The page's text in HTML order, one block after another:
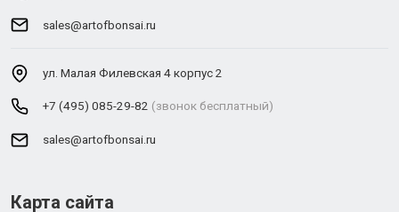
sales@artofbonsai.ru
ул. Малая Филевская 4 корпус 2
+7 (495) 085-29-82 (звонок бесплатный)
sales@artofbonsai.ru
Карта сайта